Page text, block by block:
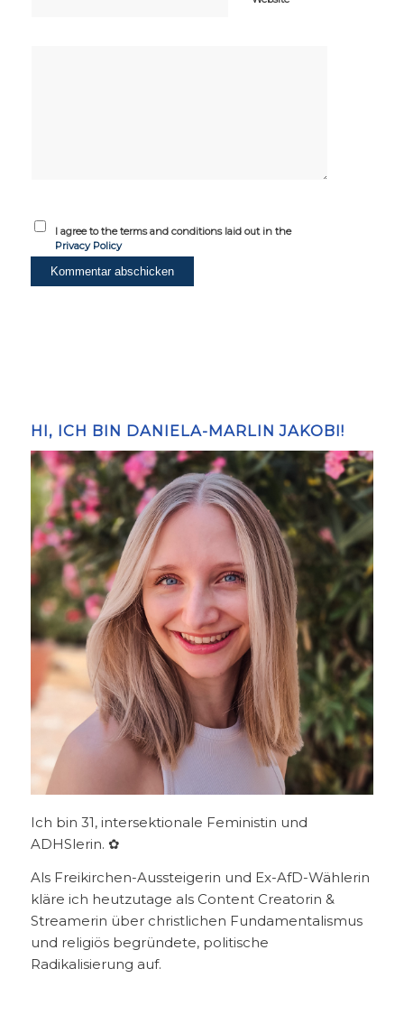
I agree to the terms and conditions laid out in the
Privacy Policy
HI, ICH BIN DANIELA-MARLIN JAKOBI!
Ich bin 31, intersektionale Feministin und
ADHSlerin. ✿
Als Freikirchen-Aussteigerin und Ex-AfD-Wählerin
kläre ich heutzutage als Content Creatorin &
Streamerin über christlichen Fundamentalismus
und religiös begründete, politische
Radikalisierung auf.